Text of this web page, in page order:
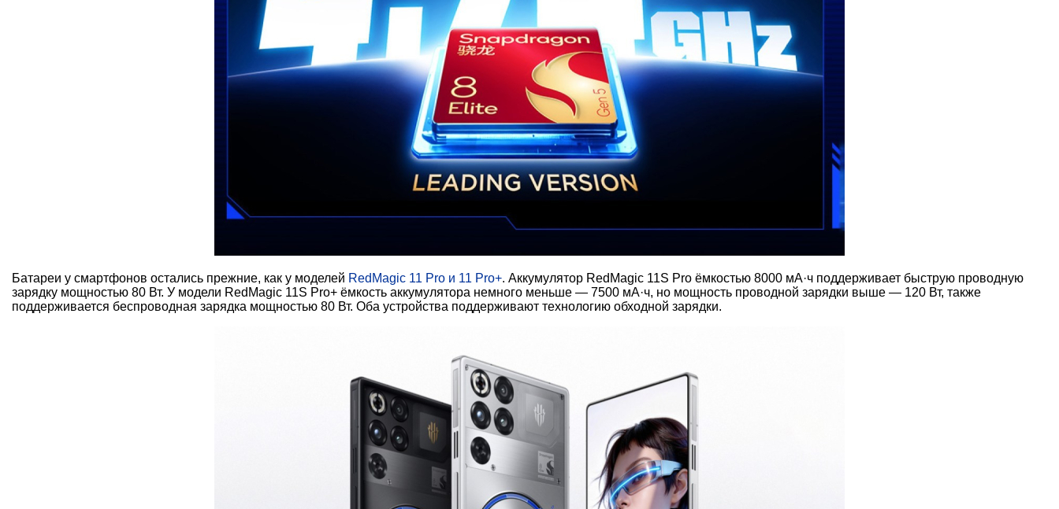
Батареи у смартфонов остались прежние, как у моделей RedMagic 11 Pro и 11 Pro+. Аккумулятор RedMagic 11S Pro ёмкостью 8000 мА·ч поддерживает быструю проводную
зарядку мощностью 80 Вт. У модели RedMagic 11S Pro+ ёмкость аккумулятора немного меньше — 7500 мА·ч, но мощность проводной зарядки выше — 120 Вт, также
поддерживается беспроводная зарядка мощностью 80 Вт. Оба устройства поддерживают технологию обходной зарядки.